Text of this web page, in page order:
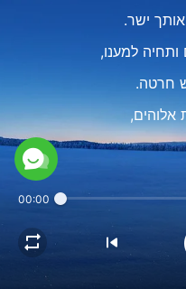
ישר.
למענו,
חרטה.
אלוהים,
אותו.
לאל.
00:00